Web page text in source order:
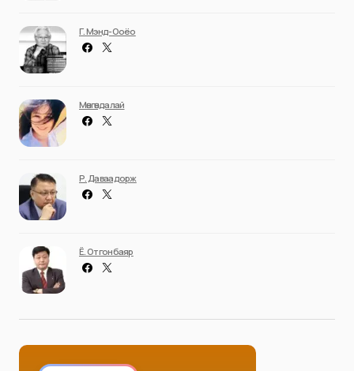
Г. Мэнд-Ооёо
Мөнгөндалай
Р. Даваадорж
Ё. Отгонбаяр